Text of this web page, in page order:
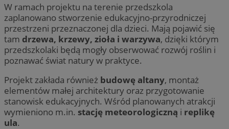
W ramach projektu na terenie przedszkola
zaplanowano stworzenie edukacyjno-przyrodniczej
przestrzeni przeznaczonej dla dzieci. Mają pojawić się
tam drzewa, krzewy, zioła i warzywa, dzięki którym
przedszkolaki będą mogły obserwować rozwój roślin i
poznawać świat natury w praktyce.
Projekt zakłada również budowę altany, montaż
elementów małej architektury oraz przygotowanie
stanowisk edukacyjnych. Wśród planowanych atrakcji
wymieniono m.in. stację meteorologiczną i replikę
ula.